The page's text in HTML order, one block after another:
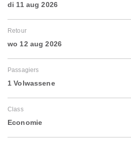
di 11 aug 2026
Retour
wo 12 aug 2026
Passagiers
1 Volwassene
Class
Economie